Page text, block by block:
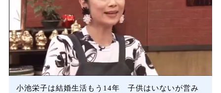
小池栄子は結婚生活もう14年 子供はいないが営み